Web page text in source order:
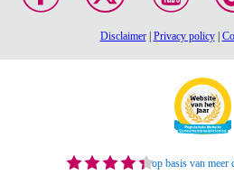
Disclaimer| Privacy policy|
op basis van meer